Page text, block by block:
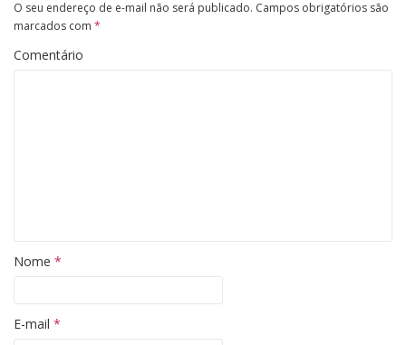
O seu endereço de e-mail não será publicado. Campos obrigatórios são
marcados com *
Comentário
Nome *
E-mail *